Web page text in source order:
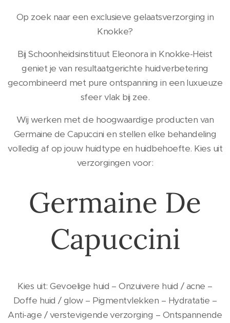
Op zoek naar een exclusieve gelaatsverzorging in
Knokke?
Bij Schoonheidsinstituut Eleonora in Knokke-Heist
geniet je van resultaatgerichte huidverbetering
gecombineerd met pure ontspanning in een luxueuze
sfeer vlak bij zee.
Wij werken met de hoogwaardige producten van
Germaine de Capuccini en stellen elke behandeling
volledig af op jouw huidtype en huidbehoefte. Kies uit
verzorgingen voor:
Germaine De
Capuccini
Kies uit: Gevoelige huid – Onzuivere huid / acne –
Doffe huid / glow – Pigmentvlekken – Hydratatie –
Anti-age / verstevigende verzorging – Ontspannende